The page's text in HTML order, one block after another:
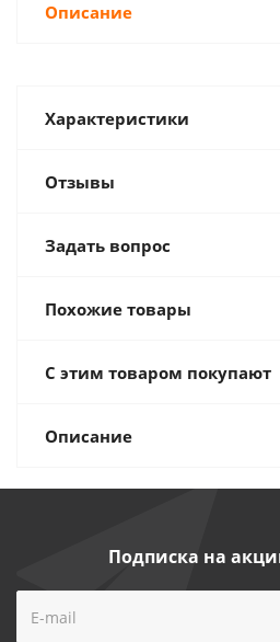
Описание
Характеристики
Отзывы
Задать вопрос
Похожие товары
С этим товаром покупают
Описание
Подписка на